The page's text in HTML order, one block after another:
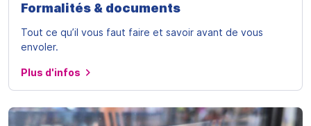
Formalités & documents
Tout ce qu’il vous faut faire et savoir avant de vous
envoler.
Plus d'infos